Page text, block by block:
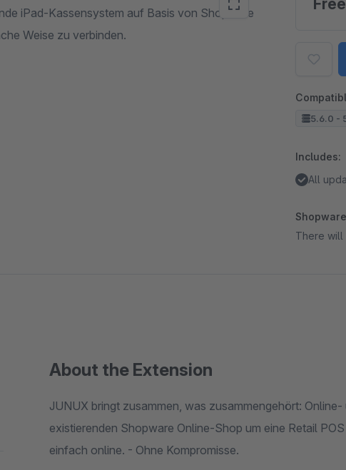
iPad-Kassensystem auf Basis von Shopware
Weise zu verbinden.
Free
5.6.0 -
Includes:
All
There will
About the Extension
JUNUX bringt zusammen, was zusammengehört:
existierenden Shopware Online-Shop um eine Retail
einfach online. - Ohne Kompromisse.